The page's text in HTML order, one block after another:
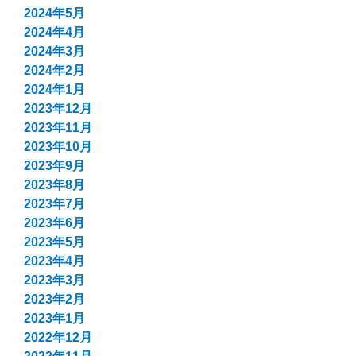
2024年5月
2024年4月
2024年3月
2024年2月
2024年1月
2023年12月
2023年11月
2023年10月
2023年9月
2023年8月
2023年7月
2023年6月
2023年5月
2023年4月
2023年3月
2023年2月
2023年1月
2022年12月